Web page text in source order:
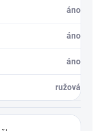
áno
áno
áno
ružová